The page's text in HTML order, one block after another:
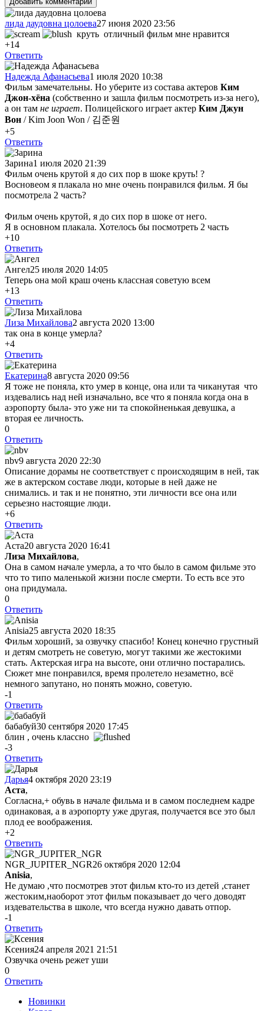
лида даудовна цолоева27 июня 2020 23:56
круть отличный фильм мне нравится
+14
Ответить
Надежда Афанасьева1 июля 2020 10:38
Фильм замечательны. Но уберите из состава актеров Ким
Джон-хёна (собственно и зашла фильм посмотреть из-за него),
а он там не играет. Полицейского играет актер Ким Джун
Вон / Kim Joon Won / 김준원
+5
Ответить
Зарина1 июля 2020 21:39
Фильм очень крутой я до сих пор в шоке круть! ?
Восновеом я плакала но мне очень понравился фильм. Я бы
посмотрела 2 часть?
Фильм очень крутой, я до сих пор в шоке от него.
Я в основном плакала. Хотелось бы посмотреть 2 часть
+10
Ответить
Ангел25 июля 2020 14:05
Теперь она мой краш очень классная советую всем
+13
Ответить
Лиза Михайлова2 августа 2020 13:00
так она в конце умерла?
+4
Ответить
Екатерина8 августа 2020 09:56
Я тоже не поняла, кто умер в конце, она или та чиканутая что
издевались над ней изначально, все что я поняла когда она в
аэропорту была- это уже ни та спокойненькая девушка, а
вторая ее личность.
0
Ответить
nbv9 августа 2020 22:30
Описание дорамы не соответствует с происходящим в ней, так
же в актерском составе люди, которые в ней даже не
снимались. и так и не понятно, эти личности все она или
серьезно настоящие люди.
+6
Ответить
Аста20 августа 2020 16:41
Лиза Михайлова,
Она в самом начале умерла, а то что было в самом фильме это
что то типо маленькой жизни после смерти. То есть все это
она придумала.
0
Ответить
Anisia25 августа 2020 18:35
Фильм хороший, за озвучку спасибо! Конец конечно грустный
и детям смотреть не советую, могут такими же жестокими
стать. Актерская игра на высоте, они отлично постарались.
Сюжет мне понравился, время пролетело незаметно, всё
немного запутано, но понять можно, советую.
-1
Ответить
бабабуй30 сентября 2020 17:45
блин , очень классно
-3
Ответить
Дарья4 октября 2020 23:19
Аста,
Согласна,+ обувь в начале фильма и в самом последнем кадре
одинаковая, а в аэропорту уже другая, получается все это был
плод ее воображения.
+2
Ответить
NGR_JUPITER_NGR26 октября 2020 12:04
Anisia,
Не думаю ,что посмотрев этот фильм кто-то из детей ,станет
жестоким,наоборот этот фильм показывает до чего доводят
издевательства в школе, что всегда нужно давать отпор.
-1
Ответить
Ксения24 апреля 2021 21:51
Озвучка очень режет уши
0
Ответить
Новинки